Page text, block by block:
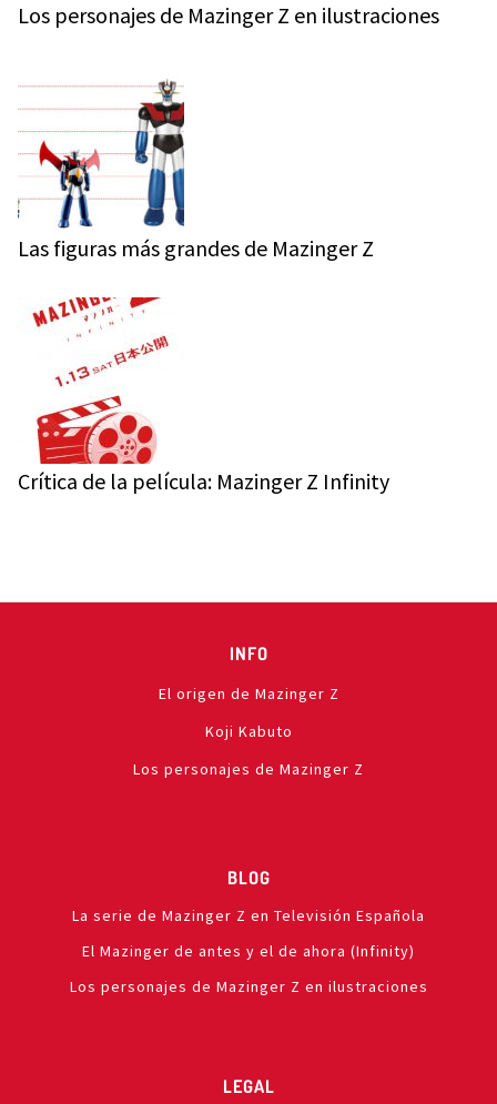
Los personajes de Mazinger Z en ilustraciones
Las figuras más grandes de Mazinger Z
Crítica de la película: Mazinger Z Infinity
INFO
El origen de Mazinger Z
Koji Kabuto
Los personajes de Mazinger Z
BLOG
La serie de Mazinger Z en Televisión Española
El Mazinger de antes y el de ahora (Infinity)
Los personajes de Mazinger Z en ilustraciones
LEGAL